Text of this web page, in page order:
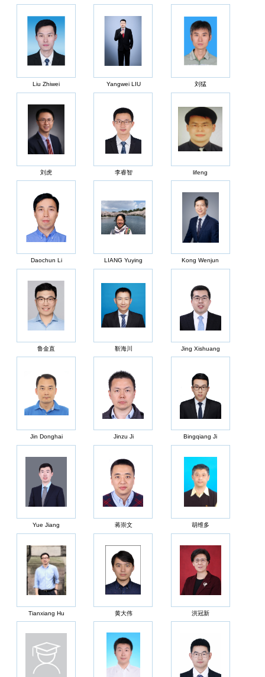
Liu Zhiwei Yangwei LIU 刘猛
刘虎 李睿智 lifeng
Daochun Li LIANG Yuying Kong Wenjun
鲁金直 靳海川 Jing Xishuang
Jin Donghai Jinzu Ji Bingqiang Ji
Yue Jiang 蒋崇文 胡维多
Tianxiang Hu 黄大伟 洪冠新